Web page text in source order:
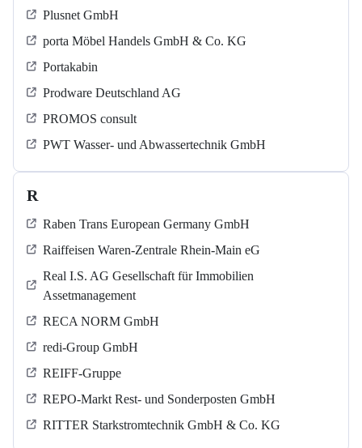
Plusnet GmbH
porta Möbel Handels GmbH & Co. KG
Portakabin
Prodware Deutschland AG
PROMOS consult
PWT Wasser- und Abwassertechnik GmbH
R
Raben Trans European Germany GmbH
Raiffeisen Waren-Zentrale Rhein-Main eG
Real I.S. AG Gesellschaft für Immobilien
Assetmanagement
RECA NORM GmbH
redi-Group GmbH
REIFF-Gruppe
REPO-Markt Rest- und Sonderposten GmbH
RITTER Starkstromtechnik GmbH & Co. KG